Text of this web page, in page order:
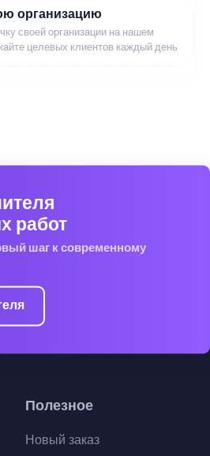
организацию
своей организации на нашем
целевых клиентов каждый день
работ
шаг к современному
Полезное
Новый заказ